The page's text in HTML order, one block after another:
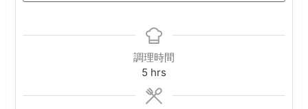
調理時間
5 hours
hrs